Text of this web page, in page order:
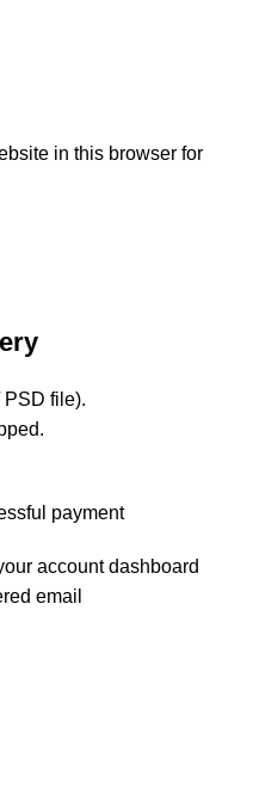
in this browser for
file).
payment
account dashboard
email